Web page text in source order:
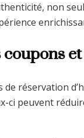
non
de réservation
ci peuvent